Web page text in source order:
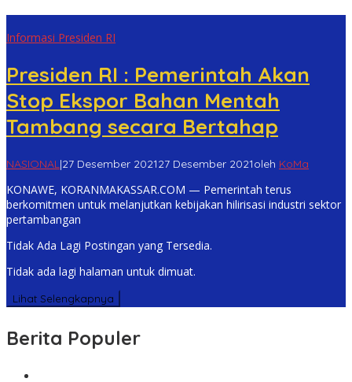
Informasi Presiden RI
Presiden RI : Pemerintah Akan
Stop Ekspor Bahan Mentah
Tambang secara Bertahap
NASIONAL|27 Desember 202127 Desember 2021oleh KoMa
KONAWE, KORANMAKASSAR.COM — Pemerintah terus
berkomitmen untuk melanjutkan kebijakan hilirisasi industri sektor
pertambangan
Tidak Ada Lagi Postingan yang Tersedia.
Tidak ada lagi halaman untuk dimuat.
Lihat Selengkapnya
Berita Populer